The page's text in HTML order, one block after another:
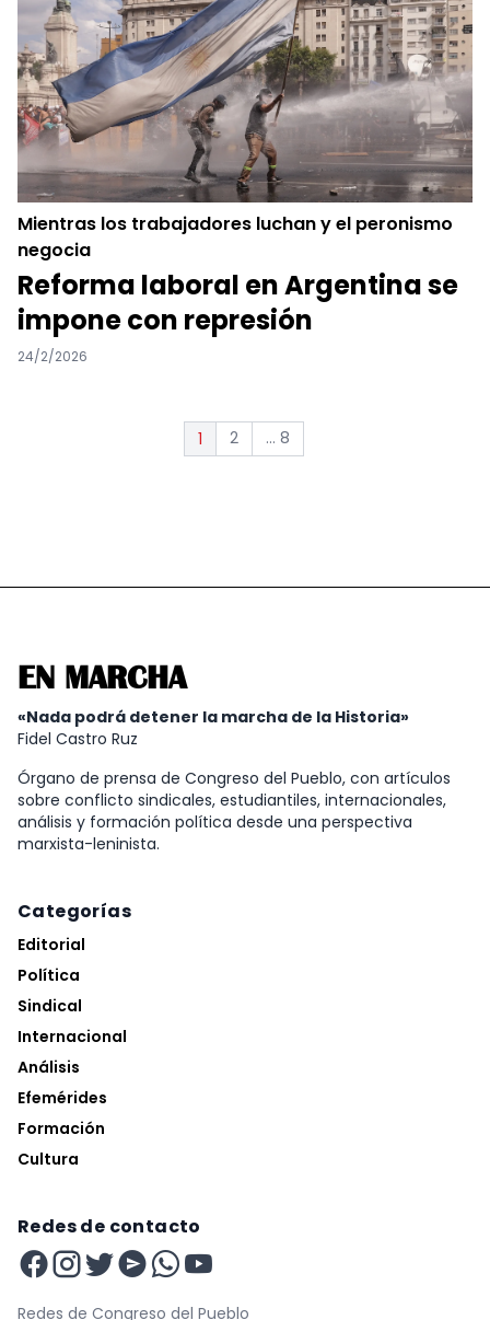
Mientras los trabajadores luchan y el peronismo
negocia
Reforma laboral en Argentina se
impone con represión
24/2/2026
1 2 ... 8
EN MARCHA
«Nada podrá detener la marcha de la Historia»
Fidel Castro Ruz
Órgano de prensa de Congreso del Pueblo, con artículos
sobre conflicto sindicales, estudiantiles, internacionales,
análisis y formación política desde una perspectiva
marxista-leninista.
Categorías
Editorial
Política
Sindical
Internacional
Análisis
Efemérides
Formación
Cultura
Redes de contacto
Redes de Congreso del Pueblo